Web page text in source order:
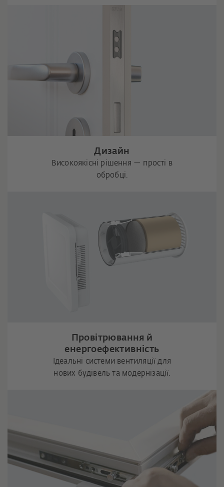
Дизайн
Високоякісні рішення — прості в
обробці.
Провітрювання й
енергоефективність
Ідеальні системи вентиляції для
нових будівель та модернізації.